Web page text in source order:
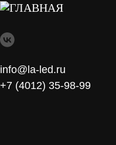
info@la-led.ru
+7 (4012) 35-98-99